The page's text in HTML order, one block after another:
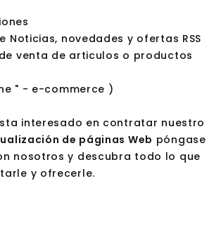
Noticias, novedades y ofertas RSS
venta de articulos o productos
" - e-commerce )
interesado en contratar nuestro
de páginas Web póngase
nosotros y descubra todo lo que
y ofrecerle.